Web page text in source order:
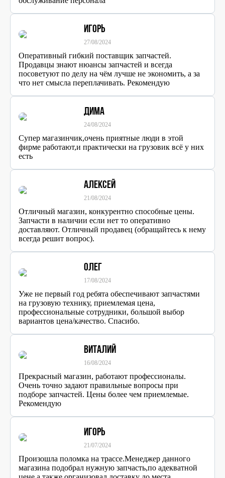
Игорь
27/08/2024
Оперативный гибкий поставщик запчастей.
Продавцы знают нюансы запчастей и всегда
посоветуют по делу на чём лучше не экономить, а за
что нет смысла переплачивать. Рекомендую
Дима
24/08/2024
Супер магазинчик,очень приятные люди в этой
фирме работают,и практически на грузовик всё у них
есть
Алексей
21/08/2024
Отличный магазин, конкурентно способные цены.
Запчасти в наличии если нет то оперативно
доставляют. Отличный продавец (обращайтесь к нему
всегда решит вопрос).
Олег
17/08/2024
Уже не первый год ребята обеспечивают запчастями
на грузовую технику, приемлемая цена,
профессиональные сотрудники, большой выбор
вариантов цена/качество. Спасибо.
Виталий
16/08/2024
Прекрасный магазин, работают профессионалы.
Очень точно задают правильные вопросы при
подборе запчастей. Цены более чем приемлемые.
Рекомендую
Игорь
21/07/2024
Произошла поломка на трассе.Менеджер данного
магазина подобрал нужную запчасть,по адекватной